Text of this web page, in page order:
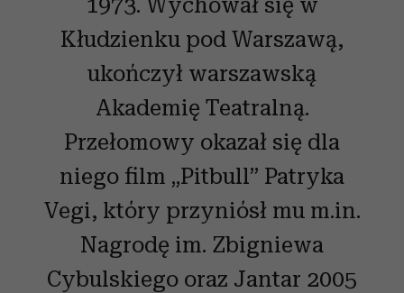
Kłudzienku pod Warszawą,
ukończył warszawską
Akademię Teatralną.
Przełomowy okazał się dla
niego film „Pitbull” Patryka
Vegi, który przyniósł mu m.in.
Nagrodę im. Zbigniewa
Cybulskiego oraz Jantar 2005